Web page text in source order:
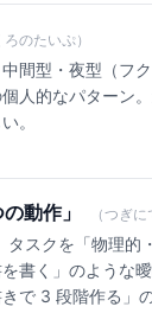
ろのたいぷ）
間型・夜型（フ
人的なパターン
。
動作」 （つぎ
タスクを「物理的
書く」のような
で 3 段階作る」